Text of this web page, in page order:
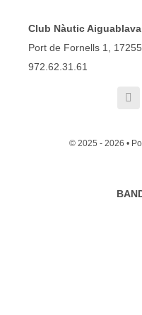
Club Nàutic Aiguablava
Port de Fornells 1,
972.62.31.61
© 2025 - 2026 •